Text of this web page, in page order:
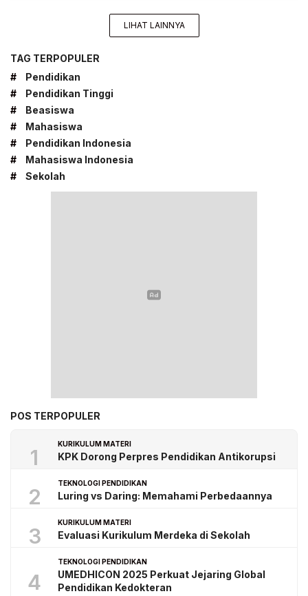
LIHAT LAINNYA
TAG TERPOPULER
#
Pendidikan
#
Pendidikan Tinggi
#
Beasiswa
#
Mahasiswa
#
Pendidikan Indonesia
#
Mahasiswa Indonesia
#
Sekolah
POS TERPOPULER
1
KURIKULUM MATERI
KPK Dorong Perpres Pendidikan Antikorupsi
2
TEKNOLOGI PENDIDIKAN
Luring vs Daring: Memahami Perbedaannya
3
KURIKULUM MATERI
Evaluasi Kurikulum Merdeka di Sekolah
4
TEKNOLOGI PENDIDIKAN
UMEDHICON 2025 Perkuat Jejaring Global
Pendidikan Kedokteran